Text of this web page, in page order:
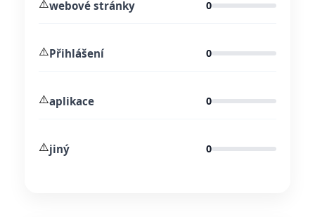
⚠️webové stránky 0
⚠️Přihlášení 0
⚠️aplikace 0
⚠️jiný 0